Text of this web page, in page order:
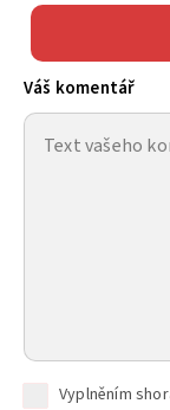
Váš komentář